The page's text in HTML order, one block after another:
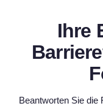
Ihre
Beantworten Sie die